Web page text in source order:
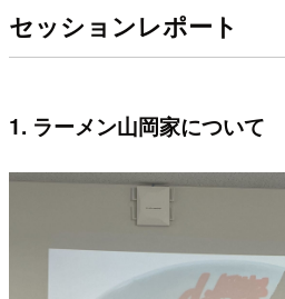
セッションレポート
1. ラーメン山岡家について